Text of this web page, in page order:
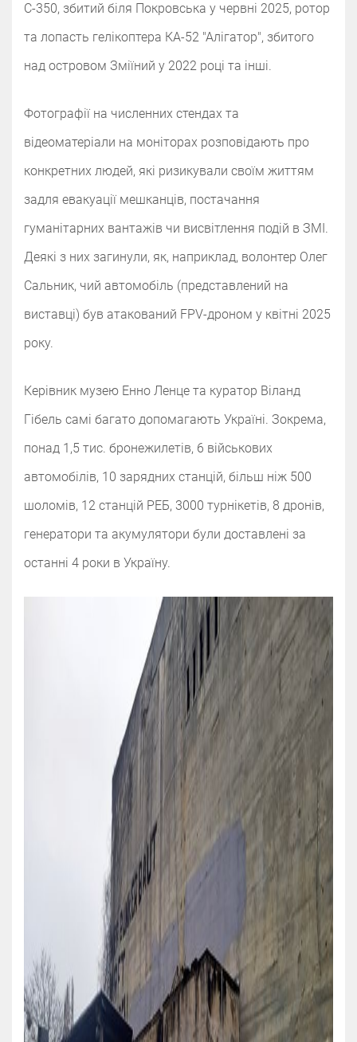
С-350, збитий біля Покровська у червні 2025, ротор
та лопасть гелікоптера КА-52 "Алігатор", збитого
над островом Зміїний у 2022 році та інші.
Фотографії на численних стендах та
відеоматеріали на моніторах розповідають про
конкретних людей, які ризикували своїм життям
задля евакуації мешканців, постачання
гуманітарних вантажів чи висвітлення подій в ЗМІ.
Деякі з них загинули, як, наприклад, волонтер Олег
Сальник, чий автомобіль (представлений на
виставці) був атакований FPV-дроном у квітні 2025
року.
Керівник музею Енно Ленце та куратор Віланд
Гібель самі багато допомагають Україні. Зокрема,
понад 1,5 тис. бронежилетів, 6 військових
автомобілів, 10 зарядних станцій, більш ніж 500
шоломів, 12 станцій РЕБ, 3000 турнікетів, 8 дронів,
генератори та акумулятори були доставлені за
останні 4 роки в Україну.